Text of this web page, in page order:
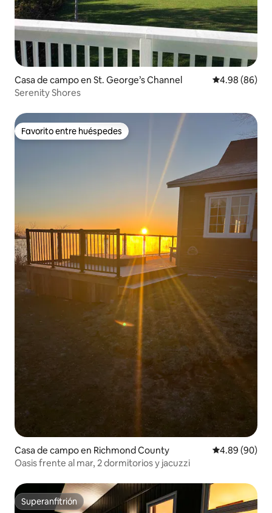
Casa de campo en St. George’s Channel Calificación
4.98 (86)
Serenity Shores
Favorito entre huéspedes
Favorito entre huéspedes
Casa de campo en Richmond County Calificación
4.89 (90)
Oasis frente al mar, 2 dormitorios y jacuzzi
Superanfitrión
Superanfitrión